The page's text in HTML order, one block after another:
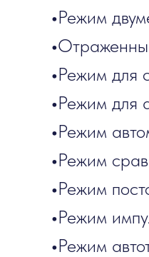
•Режим
•
•Режим для
•Режим для
•Режим
•Режим
•Режим
•Режим
•Режим